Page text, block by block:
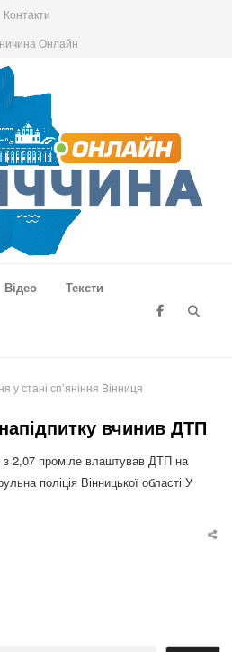
Контакти
Онлайн
Відео Тексти
у стані сп’яніння Вінниця
вчинив ДТП
з 2,07 проміле влаштував ДТП на
поліція Вінницької області У